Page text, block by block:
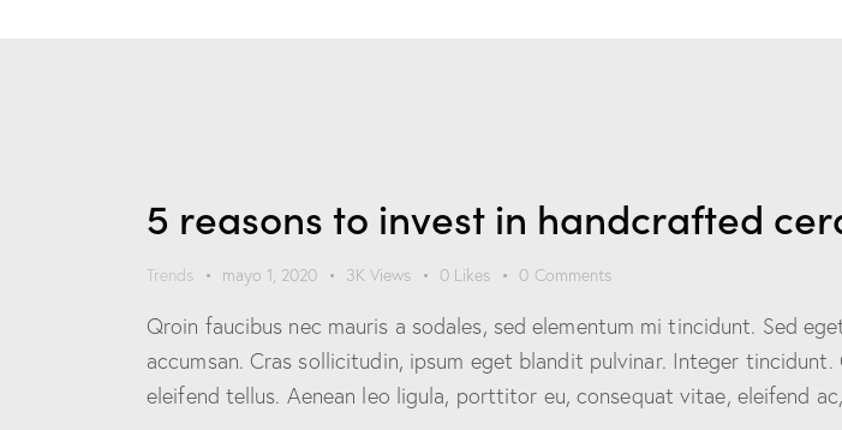
5 reasons to invest in handcrafted
Trends mayo 1, 2020 3K Views 0 Likes 0 Comments
Qroin faucibus nec mauris a sodales, sed elementum mi tincidunt. Sed
accumsan. Cras sollicitudin, ipsum eget blandit pulvinar. Integer
eleifend tellus. Aenean leo ligula, porttitor eu, consequat vitae, eleifend